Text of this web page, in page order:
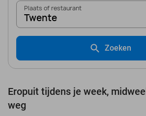
Plaats of restaurant
Twente
Zoeken
Eropuit tijdens je week,
weg